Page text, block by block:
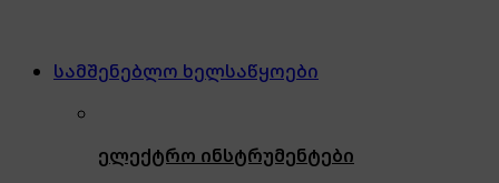
სამშენებლო ხელსაწყოები
ელექტრო ინსტრუმენტები